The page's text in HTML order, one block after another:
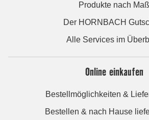
Produkte nach Maß
Der HORNBACH
Alle Services im
Online einkaufen
Bestellmöglichkeiten &
Bestellen & nach Hause